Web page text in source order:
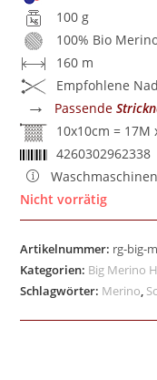
100 g
100% Bio
160 m
Empfohlene
→ Passende
10x10cm = 17M
4260302962338
Nicht vorrätig
Artikelnummer: rg-big-
Kategorien: Big Merino
Schlagwörter: Merino,